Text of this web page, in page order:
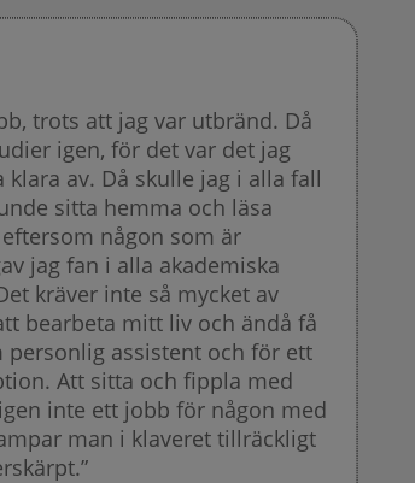
trots att jag var utbränd. Då
igen, för det var det jag
av. Då skulle jag i alla fall
sitta hemma och läsa
någon som är
jag fan i alla akademiska
kräver inte så mycket av
bearbeta mitt liv och ändå få
assistent och för ett
Att sitta och fippla med
inte ett jobb för någon med
man i klaveret tillräckligt